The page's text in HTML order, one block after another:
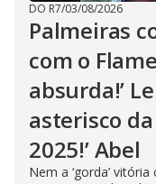
DO R7/03/08/2026
Palmeiras
com o
absurda!’
asterisco
2025!’ Abel
Nem a ‘gorda’